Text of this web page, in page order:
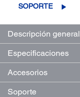
SOPORTE
Descripción general
Especificaciones
Accesorios
Soporte